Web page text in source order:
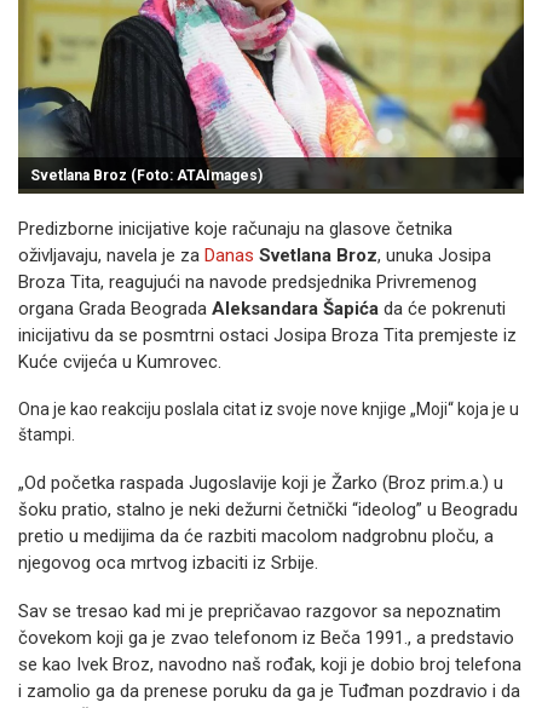
Svetlana Broz (Foto: ATAImages)
Predizborne inicijative koje računaju na glasove četnika
oživljavaju, navela je za Danas Svetlana Broz, unuka Josipa
Broza Tita, reagujući na navode predsjednika Privremenog
organa Grada Beograda Aleksandara Šapića da će pokrenuti
inicijativu da se posmtrni ostaci Josipa Broza Tita premjeste iz
Kuće cvijeća u Kumrovec.
Ona je kao reakciju poslala citat iz svoje nove knjige „Moji“ koja je u
štampi.
„Od početka raspada Jugoslavije koji je Žarko (Broz prim.a.) u
šoku pratio, stalno je neki dežurni četnički “ideolog” u Beogradu
pretio u medijima da će razbiti macolom nadgrobnu ploču, a
njegovog oca mrtvog izbaciti iz Srbije.
Sav se tresao kad mi je prepričavao razgovor sa nepoznatim
čovekom koji ga je zvao telefonom iz Beča 1991., a predstavio
se kao Ivek Broz, navodno naš rođak, koji je dobio broj telefona
i zamolio ga da prenese poruku da ga je Tuđman pozdravio i da